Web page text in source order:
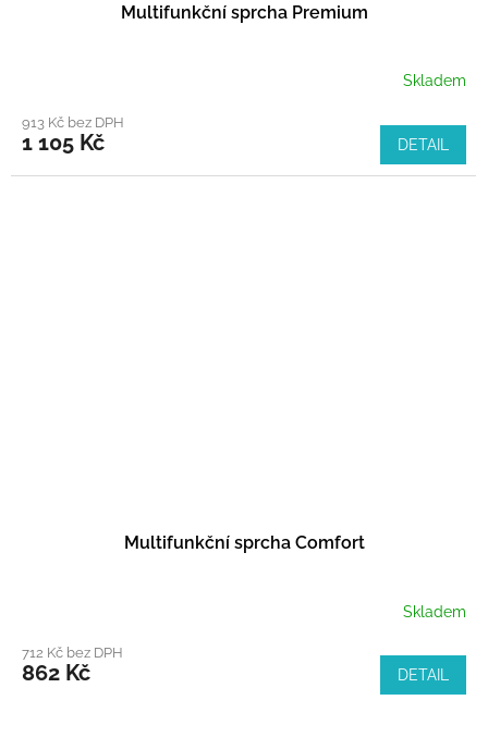
Multifunkční sprcha Premium
Skladem
913 Kč bez DPH
1 105 Kč DETAIL
Multifunkční sprcha Comfort
Skladem
712 Kč bez DPH
862 Kč DETAIL